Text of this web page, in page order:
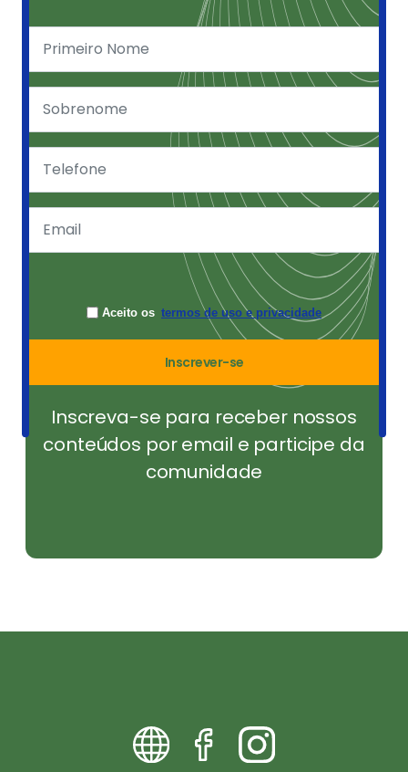
Aceito os termos de uso e privacidade
Inscrever-se
Inscreva-se para receber nossos
conteúdos por email e participe da
comunidade